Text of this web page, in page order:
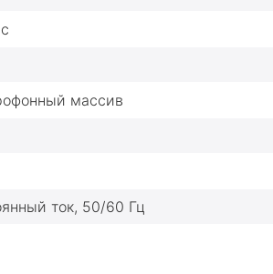
массив
ток, 50/60 Гц